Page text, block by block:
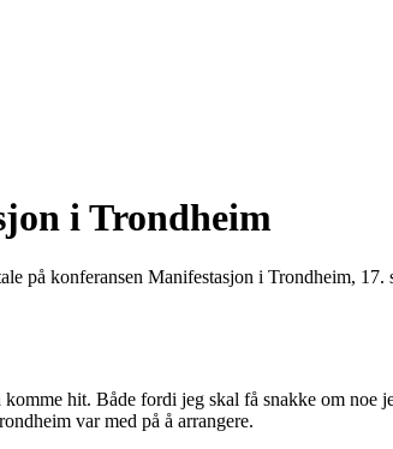
i Trondheim
på konferansen Manifestasjon i Trondheim, 17.
komme hit. Både fordi jeg skal få snakke om
var med på å arrangere.